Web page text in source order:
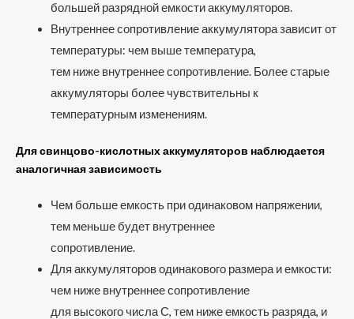
большей разрядной емкости аккумуляторов.
Внутреннее сопротивление аккумулятора зависит от
температуры: чем выше температура,
тем ниже внутреннее сопротивление. Более старые
аккумуляторы более чувствительны к
температурным изменениям.
Для свинцово-кислотных аккумуляторов наблюдается
аналогичная зависимость
Чем больше емкость при одинаковом напряжении,
тем меньше будет внутреннее
сопротивление.
Для аккумуляторов одинакового размера и емкости:
чем ниже внутреннее сопротивление
для высокого числа С, тем ниже емкость разряда, и